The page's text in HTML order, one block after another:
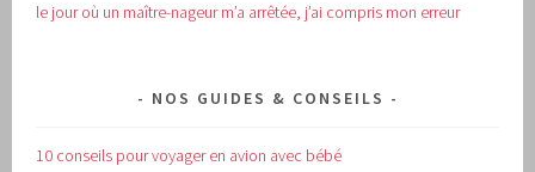
le jour où un maître-nageur m’a arrêtée, j’ai compris mon erreur
NOS GUIDES & CONSEILS
10 conseils pour voyager en avion avec bébé